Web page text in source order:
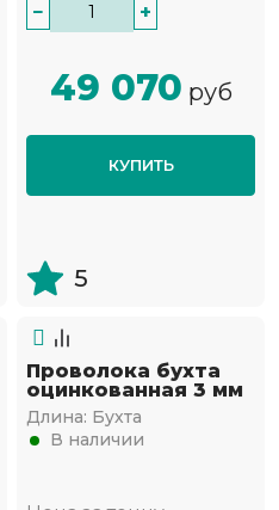
− +
49 070 руб
КУПИТЬ
5
Проволока бухта
оцинкованная 3 мм
Длина: Бухта
В наличии